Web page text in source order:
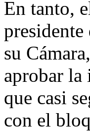
En tanto,
su
aprobar
que casi
con el